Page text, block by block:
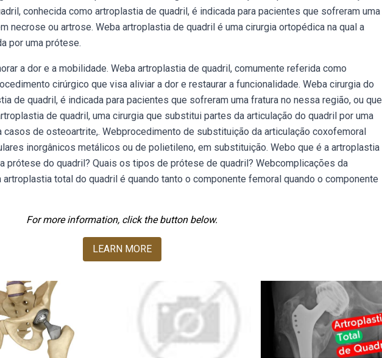
conhecida como artroplastia de quadril, é indicada para pacientes que sofreram uma
necrose ou artrose. Weba artroplastia de quadril é uma cirurgia ortopédica na qual a
por uma prótese.
a dor e a mobilidade. Weba artroplastia de quadril, comumente referida como
cirúrgico que visa aliviar a dor e restaurar a funcionalidade. Weba cirurgia do
de quadril, é indicada para pacientes que sofreram uma fratura no nessa região, ou que
de quadril, uma cirurgia que substitui partes da articulação do quadril por uma
casos de osteoartrite,. Webprocedimento de substituição da articulação coxofemoral
inorgânicos metálicos ou de polietileno, em substituição. Webo que é a artroplastia
prótese do quadril? Quais os tipos de prótese de quadril? Webcomplicações da
total do quadril é quando tanto o componente femoral quando o componente
For more information, click the button below.
LEARN MORE